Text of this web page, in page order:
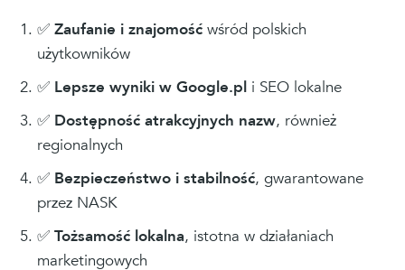
✅ Zaufanie i znajomość wśród polskich
użytkowników
✅ Lepsze wyniki w Google.pl i SEO lokalne
✅ Dostępność atrakcyjnych nazw, również
regionalnych
✅ Bezpieczeństwo i stabilność, gwarantowane
przez NASK
✅ Tożsamość lokalna, istotna w działaniach
marketingowych